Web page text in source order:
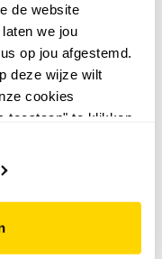
de website
we jou
op jou afgestemd.
deze wijze wilt
cookies
toestaan" te klikken.